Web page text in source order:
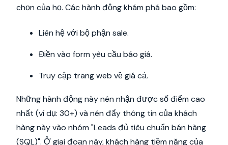
chọn của họ. Các hành động khám phá bao gồm:
Liên hệ với bộ phận sale.
Điền vào form yêu cầu báo giá.
Truy cập trang web về giá cả.
Những hành động này nên nhận được số điểm cao
nhất (ví dụ: 30+) và nên đẩy thông tin của khách
hàng này vào nhóm "Leads đủ tiêu chuẩn bán hàng
(SQL)". Ở giai đoạn này, khách hàng tiềm năng của